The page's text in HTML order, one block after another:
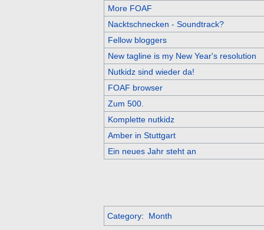
More FOAF
Nacktschnecken - Soundtrack?
Fellow bloggers
New tagline is my New Year's resolution
Nutkidz sind wieder da!
FOAF browser
Zum 500.
Komplette nutkidz
Amber in Stuttgart
Ein neues Jahr steht an
Category: Month